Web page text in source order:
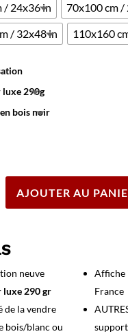
/ 24x36 in
70x100 cm /
/ 32x48 in
110x160
luxe 290g
bois noir
AJOUTER AU
neuve
luxe 290 gr
de la vendre
bois/blanc ou
Affiche
France